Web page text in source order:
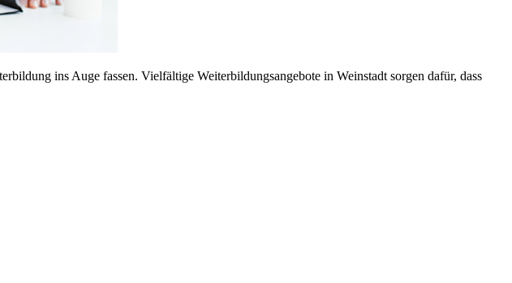
ins Auge fassen. Vielfältige Weiterbildungsangebote in Weinstadt sorgen dafür, dass